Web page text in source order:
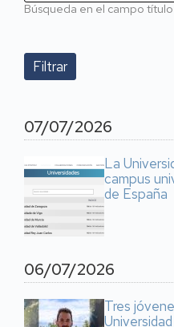
Búsqueda en el campo título
07/07/2026
La
campus
de España
06/07/2026
Tres